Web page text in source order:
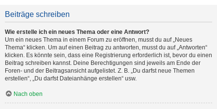
Beiträge schreiben
Wie erstelle ich ein neues Thema oder eine Antwort?
Um ein neues Thema in einem Forum zu eröffnen, musst du auf „Neues
Thema“ klicken. Um auf einen Beitrag zu antworten, musst du auf „Antworten“
klicken. Es könnte sein, dass eine Registrierung erforderlich ist, bevor du einen
Beitrag schreiben kannst. Deine Berechtigungen sind jeweils am Ende der
Foren- und der Beitragsansicht aufgelistet. Z. B. „Du darfst neue Themen
erstellen“, „Du darfst Dateianhänge erstellen“ usw.
Nach oben